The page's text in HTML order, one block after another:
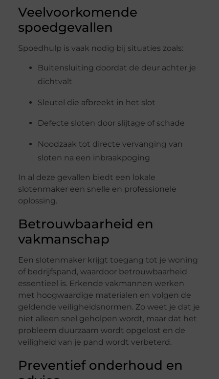
Veelvoorkomende
spoedgevallen
Spoedhulp is vaak nodig bij situaties zoals:
Buitensluiting doordat de deur achter je
dichtvalt
Sleutel die afbreekt in het slot
Defecte sloten door slijtage of schade
Noodzaak tot directe vervanging van
sloten na een inbraakpoging
In al deze gevallen biedt een lokale
slotenmaker een snelle en professionele
oplossing.
Betrouwbaarheid en
vakmanschap
Een slotenmaker krijgt toegang tot je woning
of bedrijfspand, waardoor betrouwbaarheid
essentieel is. Erkende vakmannen werken
met hoogwaardige materialen en volgen de
geldende veiligheidsnormen. Zo weet je dat je
niet alleen snel geholpen wordt, maar dat het
probleem duurzaam wordt opgelost en de
veiligheid van je pand wordt verbeterd.
Preventief onderhoud en